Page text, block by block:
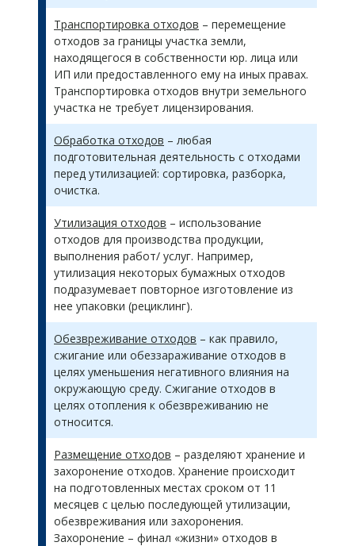
Транспортировка отходов – перемещение
отходов за границы участка земли,
находящегося в собственности юр. лица или
ИП или предоставленного ему на иных правах.
Транспортировка отходов внутри земельного
участка не требует лицензирования.
Обработка отходов – любая
подготовительная деятельность с отходами
перед утилизацией: сортировка, разборка,
очистка.
Утилизация отходов – использование
отходов для производства продукции,
выполнения работ/ услуг. Например,
утилизация некоторых бумажных отходов
подразумевает повторное изготовление из
нее упаковки (рециклинг).
Обезвреживание отходов – как правило,
сжигание или обеззараживание отходов в
целях уменьшения негативного влияния на
окружающую среду. Сжигание отходов в
целях отопления к обезвреживанию не
относится.
Размещение отходов – разделяют хранение и
захоронение отходов. Хранение происходит
на подготовленных местах сроком от 11
месяцев с целью последующей утилизации,
обезвреживания или захоронения.
Захоронение – финал «жизни» отходов в